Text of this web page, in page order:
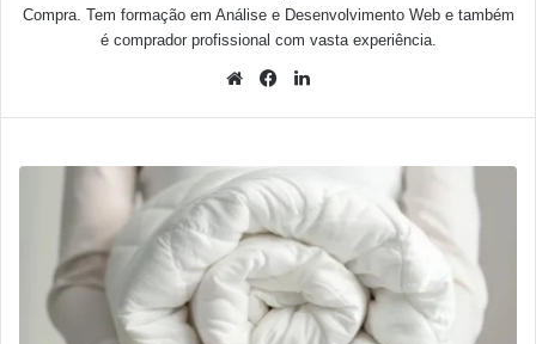
Compra. Tem formação em Análise e Desenvolvimento Web e também
é comprador profissional com vasta experiência.
WebsiteFacebook